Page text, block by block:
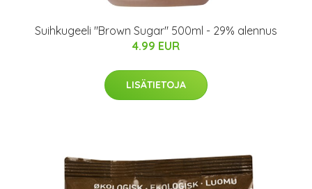
Suihkugeeli "Brown Sugar" 500ml - 29% alennus
4.99 EUR
LISÄTIETOJA